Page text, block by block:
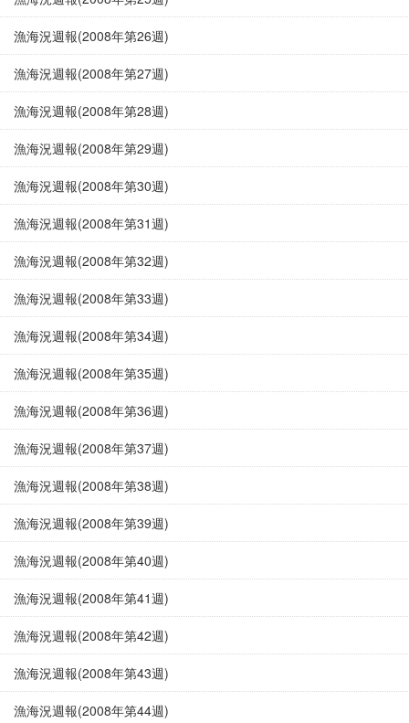
漁海況週報(2008年第26週)
漁海況週報(2008年第27週)
漁海況週報(2008年第28週)
漁海況週報(2008年第29週)
漁海況週報(2008年第30週)
漁海況週報(2008年第31週)
漁海況週報(2008年第32週)
漁海況週報(2008年第33週)
漁海況週報(2008年第34週)
漁海況週報(2008年第35週)
漁海況週報(2008年第36週)
漁海況週報(2008年第37週)
漁海況週報(2008年第38週)
漁海況週報(2008年第39週)
漁海況週報(2008年第40週)
漁海況週報(2008年第41週)
漁海況週報(2008年第42週)
漁海況週報(2008年第43週)
漁海況週報(2008年第44週)